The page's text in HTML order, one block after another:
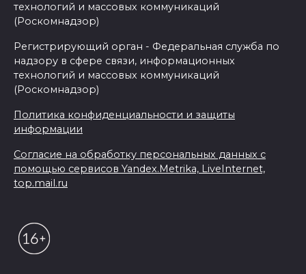
технологий и массовых коммуникаций
(Роскомнадзор)
Регистрирующий орган - Федеральная служба по
надзору в сфере связи, информационных
технологий и массовых коммуникаций
(Роскомнадзор)
Политика конфиденциальности и защиты
информации
Согласие на обработку персональных данных с
помощью сервисов Yandex.Metrika, LiveInternet,
top.mail.ru